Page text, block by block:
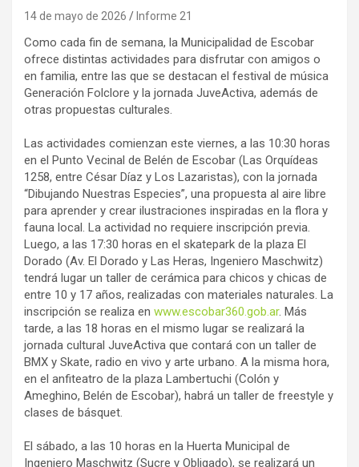
14 de mayo de 2026 Informe 21
Como cada fin de semana, la Municipalidad de Escobar
ofrece distintas actividades para disfrutar con amigos o
en familia, entre las que se destacan el festival de música
Generación Folclore y la jornada JuveActiva, además de
otras propuestas culturales.
Las actividades comienzan este viernes, a las 10:30 horas
en el Punto Vecinal de Belén de Escobar (Las Orquídeas
1258, entre César Díaz y Los Lazaristas), con la jornada
“Dibujando Nuestras Especies”, una propuesta al aire libre
para aprender y crear ilustraciones inspiradas en la flora y
fauna local. La actividad no requiere inscripción previa.
Luego, a las 17:30 horas en el skatepark de la plaza El
Dorado (Av. El Dorado y Las Heras, Ingeniero Maschwitz)
tendrá lugar un taller de cerámica para chicos y chicas de
entre 10 y 17 años, realizadas con materiales naturales. La
inscripción se realiza en www.escobar360.gob.ar. Más
tarde, a las 18 horas en el mismo lugar se realizará la
jornada cultural JuveActiva que contará con un taller de
BMX y Skate, radio en vivo y arte urbano. A la misma hora,
en el anfiteatro de la plaza Lambertuchi (Colón y
Ameghino, Belén de Escobar), habrá un taller de freestyle y
clases de básquet.
El sábado, a las 10 horas en la Huerta Municipal de
Ingeniero Maschwitz (Sucre y Obligado), se realizará un